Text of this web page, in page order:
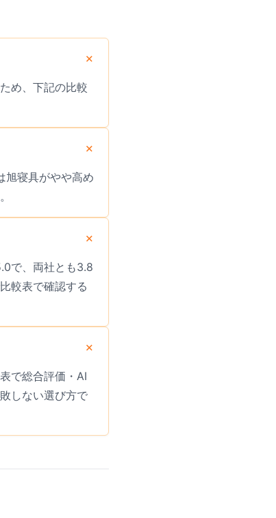
め、下記の比較
寝具がやや高め
で、両社とも3.8
較表で確認する
で総合評価・AI
しない選び方で